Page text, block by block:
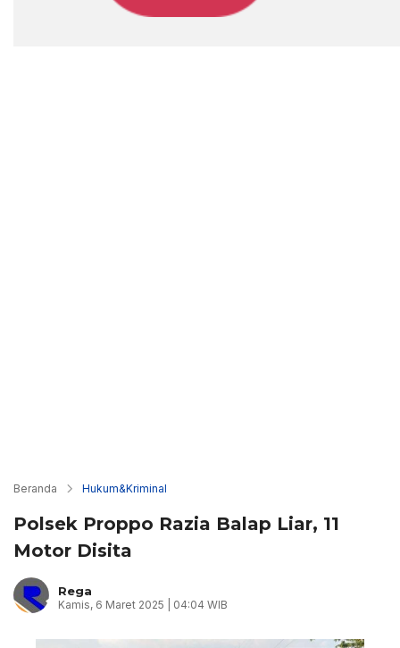
Beranda Hukum&Kriminal
Polsek Proppo Razia Balap Liar, 11
Motor Disita
Rega
Kamis, 6 Maret 2025 | 04:04 WIB